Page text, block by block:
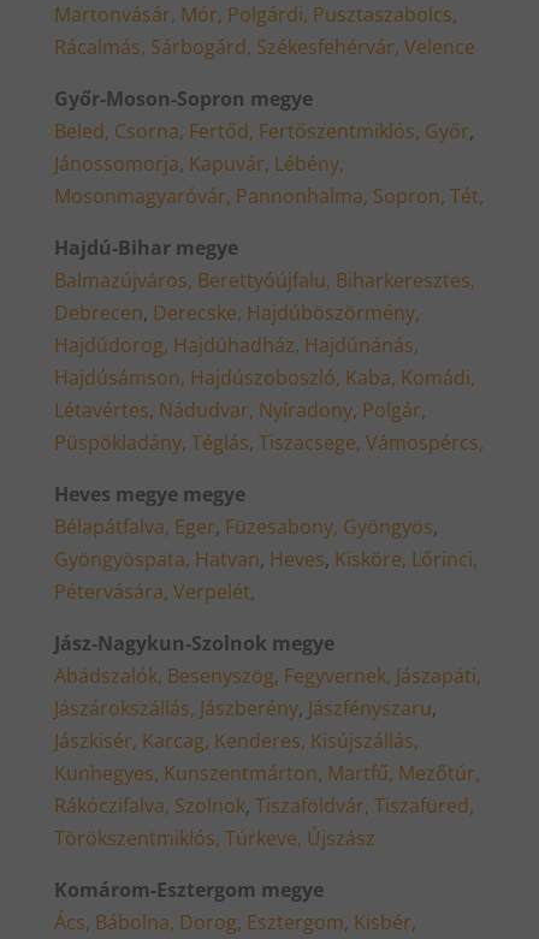
Martonvásár, Mór, Polgárdi, Pusztaszabolcs,
Rácalmás, Sárbogárd, Székesfehérvár, Velence
Győr-Moson-Sopron megye
Beled, Csorna, Fertőd, Fertőszentmiklós, Győr,
Jánossomorja, Kapuvár, Lébény,
Mosonmagyaróvár, Pannonhalma, Sopron, Tét,
Hajdú-Bihar megye
Balmazújváros, Berettyóújfalu, Biharkeresztes,
Debrecen, Derecske, Hajdúböszörmény,
Hajdúdorog, Hajdúhadház, Hajdúnánás,
Hajdúsámson, Hajdúszoboszló, Kaba, Komádi,
Létavértes, Nádudvar, Nyíradony, Polgár,
Püspökladány, Téglás, Tiszacsege, Vámospércs,
Heves megye megye
Bélapátfalva, Eger, Füzesabony, Gyöngyös,
Gyöngyöspata, Hatvan, Heves, Kisköre, Lőrinci,
Pétervására, Verpelét,
Jász-Nagykun-Szolnok megye
Abádszalók, Besenyszög, Fegyvernek, Jászapáti,
Jászárokszállás, Jászberény, Jászfényszaru,
Jászkisér, Karcag, Kenderes, Kisújszállás,
Kunhegyes, Kunszentmárton, Martfű, Mezőtúr,
Rákóczifalva, Szolnok, Tiszaföldvár, Tiszafüred,
Törökszentmiklós, Túrkeve, Újszász
Komárom-Esztergom megye
Ács, Bábolna, Dorog, Esztergom, Kisbér,